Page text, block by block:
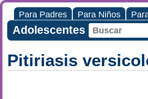
Para Padres Para Niños
Adolescentes
Pitiriasis